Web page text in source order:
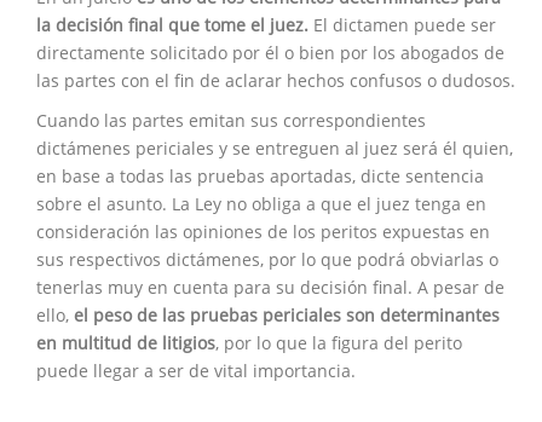
la decisión final que tome el juez. El dictamen puede ser
directamente solicitado por él o bien por los abogados de
las partes con el fin de aclarar hechos confusos o dudosos.
Cuando las partes emitan sus correspondientes
dictámenes periciales y se entreguen al juez será él quien,
en base a todas las pruebas aportadas, dicte sentencia
sobre el asunto. La Ley no obliga a que el juez tenga en
consideración las opiniones de los peritos expuestas en
sus respectivos dictámenes, por lo que podrá obviarlas o
tenerlas muy en cuenta para su decisión final. A pesar de
ello, el peso de las pruebas periciales son determinantes
en multitud de litigios, por lo que la figura del perito
puede llegar a ser de vital importancia.